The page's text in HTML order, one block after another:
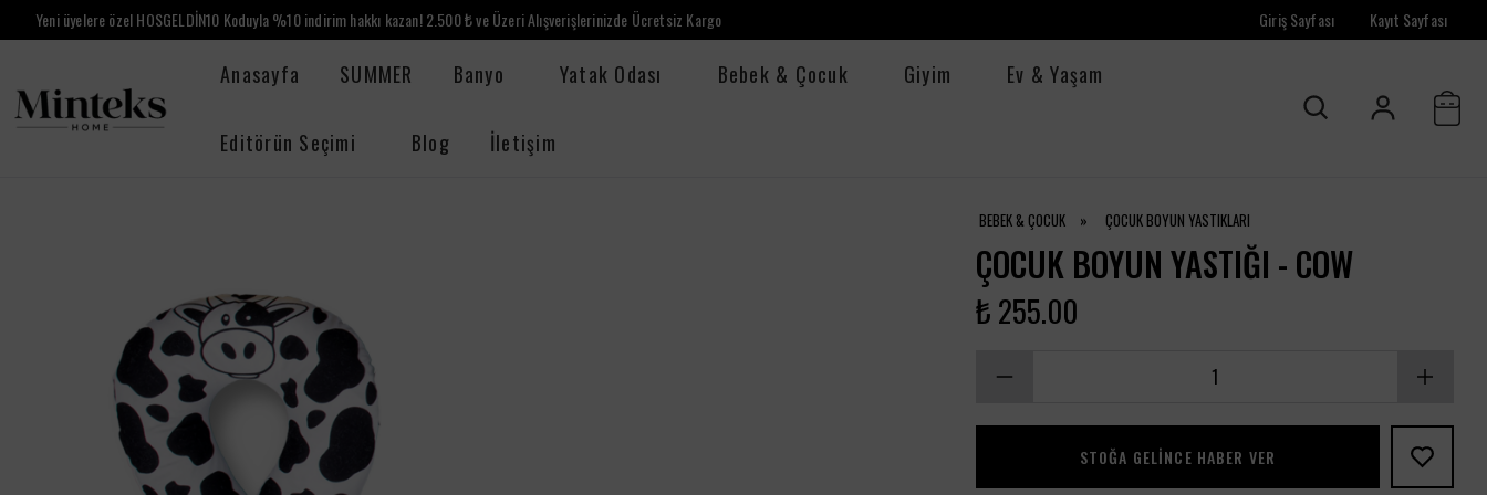
Yeni üyelere özel HOSGELDİN10 Koduyla %10 indirim hakkı kazan! 2.500 ₺ ve Üzeri Alışverişlerinizde Ücretsiz Kargo Giriş Sayfası Kayıt Sayfası
Anasayfa SUMMER Banyo Yatak Odası Bebek & Çocuk Giyim Ev & Yaşam
Editörün Seçimi Blog İletişim
BEBEK & ÇOCUK » ÇOCUK BOYUN YASTIKLARI
ÇOCUK BOYUN YASTIĞI - COW
₺ 255.00
STOĞA GELINCE HABER VER